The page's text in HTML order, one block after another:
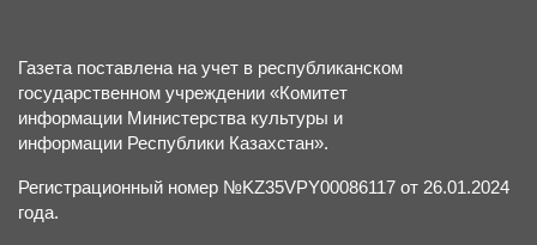
Газета поставлена на учет в республиканском
государственном учреждении «Комитет
информации Министерства культуры и
информации Республики Казахстан».
Регистрационный номер №KZ35VPY00086117 от 26.01.2024
года.